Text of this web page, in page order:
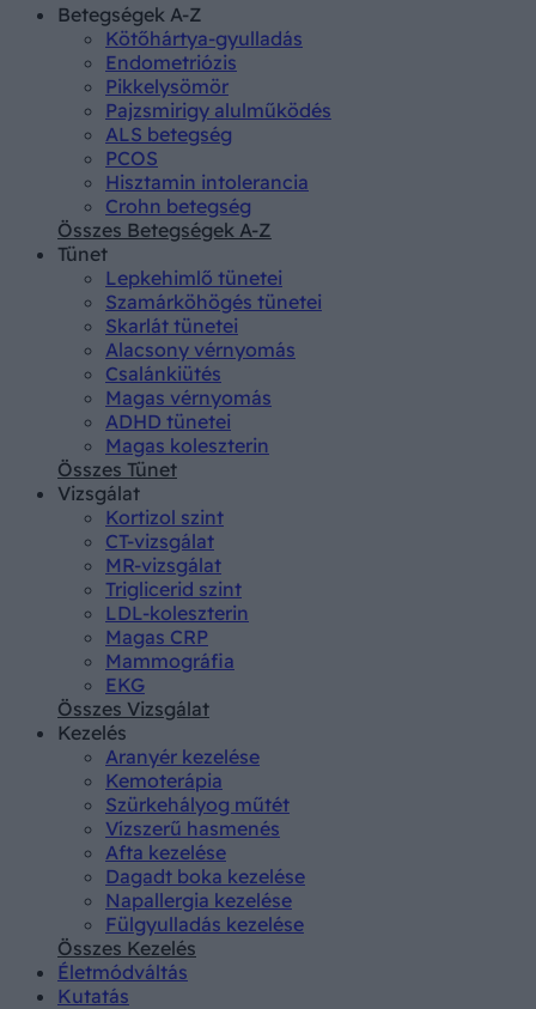
Betegségek A-Z
Kötőhártya-gyulladás
Endometriózis
Pikkelysömör
Pajzsmirigy alulműködés
ALS betegség
PCOS
Hisztamin intolerancia
Crohn betegség
Összes Betegségek A-Z
Tünet
Lepkehimlő tünetei
Szamárköhögés tünetei
Skarlát tünetei
Alacsony vérnyomás
Csalánkiütés
Magas vérnyomás
ADHD tünetei
Magas koleszterin
Összes Tünet
Vizsgálat
Kortizol szint
CT-vizsgálat
MR-vizsgálat
Triglicerid szint
LDL-koleszterin
Magas CRP
Mammográfia
EKG
Összes Vizsgálat
Kezelés
Aranyér kezelése
Kemoterápia
Szürkehályog műtét
Vízszerű hasmenés
Afta kezelése
Dagadt boka kezelése
Napallergia kezelése
Fülgyulladás kezelése
Összes Kezelés
Életmódváltás
Kutatás